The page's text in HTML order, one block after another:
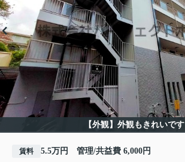
【外観】外観もきれいです
賃料 5.5万円 管理/共益費 6,000円